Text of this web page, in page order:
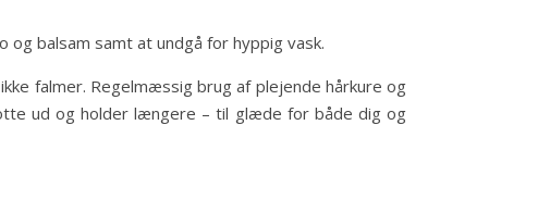
balsam samt at undgå for hyppig vask.
falmer. Regelmæssig brug af plejende hårkure og
ud og holder længere – til glæde for både dig og